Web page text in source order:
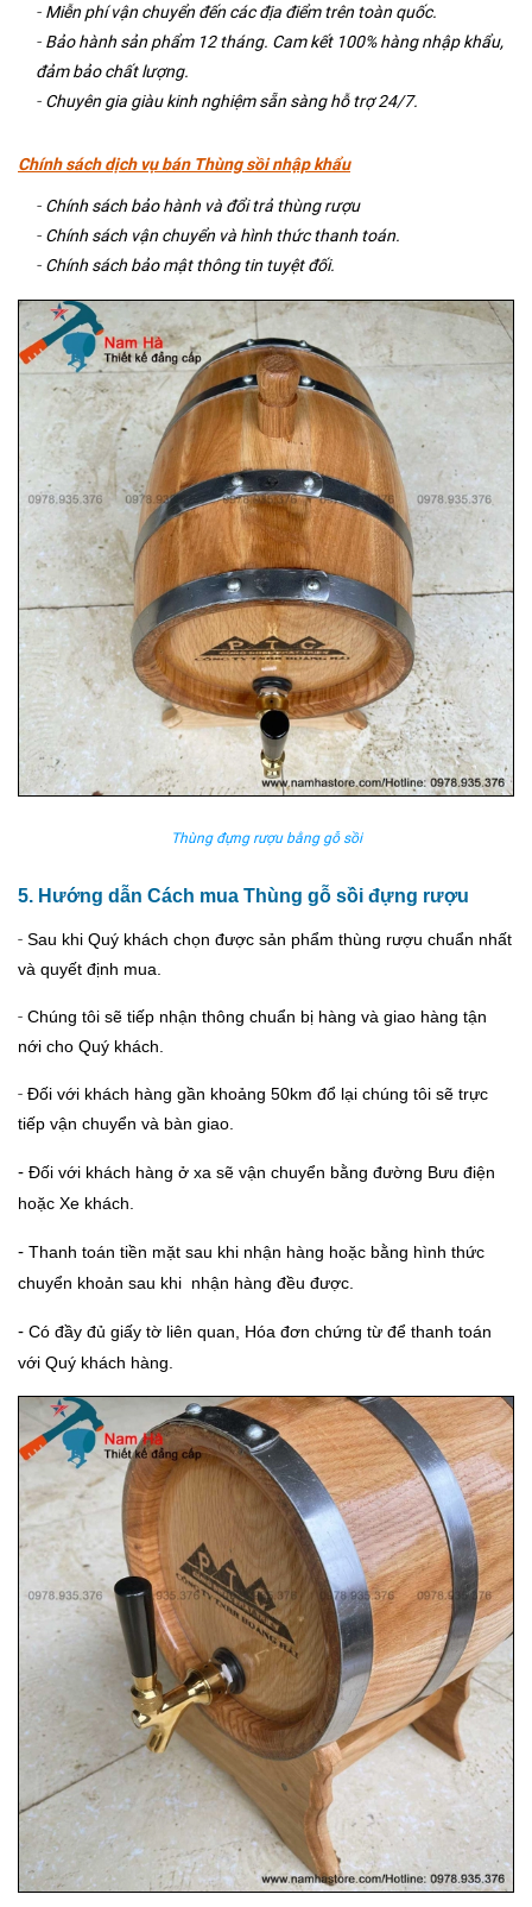
- Miễn phí vận chuyển đến các địa điểm trên toàn quốc.
- Bảo hành sản phẩm 12 tháng. Cam kết 100% hàng nhập khẩu,
đảm bảo chất lượng.
- Chuyên gia giàu kinh nghiệm sẵn sàng hỗ trợ 24/7.
Chính sách dịch vụ bán Thùng sồi nhập khẩu
- Chính sách bảo hành và đổi trả thùng rượu
- Chính sách vận chuyển và hình thức thanh toán.
- Chính sách bảo mật thông tin tuyệt đối.
Thùng đựng rượu bằng gỗ sồi
5. Hướng dẫn Cách mua Thùng gỗ sồi đựng rượu
- Sau khi Quý khách chọn được sản phẩm thùng rượu chuẩn nhất
và quyết định mua.
- Chúng tôi sẽ tiếp nhận thông chuẩn bị hàng và giao hàng tận
nới cho Quý khách.
- Đối với khách hàng gần khoảng 50km đổ lại chúng tôi sẽ trực
tiếp vận chuyển và bàn giao.
- Đối với khách hàng ở xa sẽ vận chuyển bằng đường Bưu điện
hoặc Xe khách.
- Thanh toán tiền mặt sau khi nhận hàng hoặc bằng hình thức
chuyển khoản sau khi nhận hàng đều được.
- Có đầy đủ giấy tờ liên quan, Hóa đơn chứng từ để thanh toán
với Quý khách hàng.